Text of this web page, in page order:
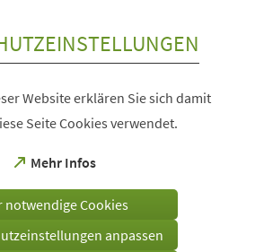
Website erklären Sie sich damit
Seite Cookies verwendet.
Mehr Infos
(Öffnet
einem
Tab)
notwendige Cookies
anpassen